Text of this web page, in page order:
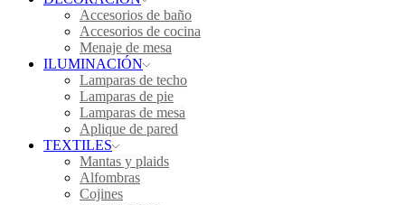
Accesorios de baño
Accesorios de cocina
Menaje de mesa
ILUMINACIÓN
Lamparas de techo
Lamparas de pie
Lamparas de mesa
Aplique de pared
TEXTILES
Mantas y plaids
Alfombras
Cojines